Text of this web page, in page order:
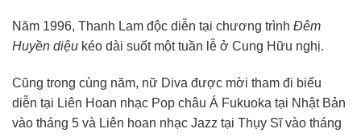
Năm 1996, Thanh Lam độc diễn tại chương trình Đêm
Huyền diệu kéo dài suốt một tuần lễ ở Cung Hữu nghị.
Cũng trong cùng năm, nữ Diva được mời tham đi biểu
diễn tại Liên Hoan nhạc Pop châu Á Fukuoka tại Nhật Bản
vào tháng 5 và Liên hoan nhạc Jazz tại Thụy Sĩ vào tháng